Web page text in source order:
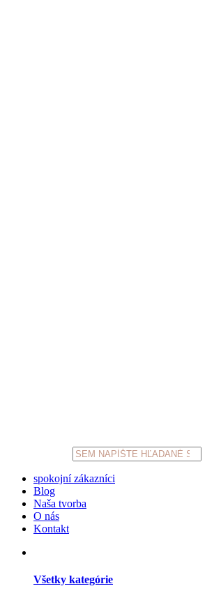
Products
search
spokojní zákazníci
Blog
Naša tvorba
O nás
Kontakt
Všetky kategórie